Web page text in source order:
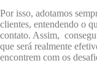
Por isso, adotamos
clientes, entendendo o
contato. Assim,
que será realmente
encontrem com os